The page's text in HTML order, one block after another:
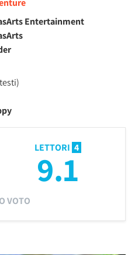
Entertainment
LETTORI 4
9.1
VOTO